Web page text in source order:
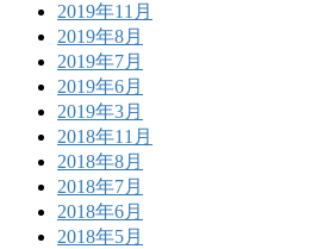
2019年11月
2019年8月
2019年7月
2019年6月
2019年3月
2018年11月
2018年8月
2018年7月
2018年6月
2018年5月